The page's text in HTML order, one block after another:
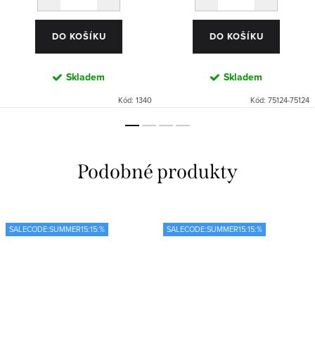
DO KOŠÍKU
Skladem
Kód: 1340
DO KOŠÍKU
Skladem
Kód: 75124-75124
SALECODE:SUMMER15:15:% SALECODE:SUMMER15:15:%